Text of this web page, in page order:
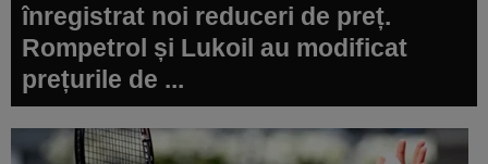
înregistrat noi reduceri de preț.
Rompetrol și Lukoil au modificat
prețurile de ...